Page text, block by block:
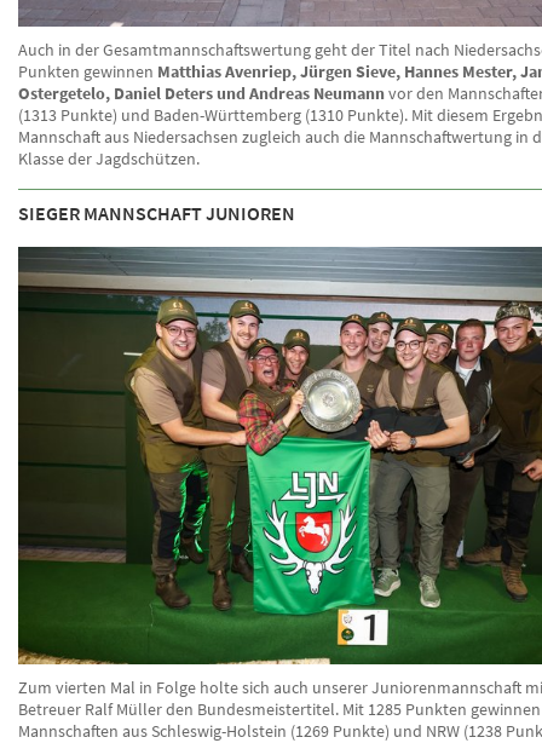
Auch in der Gesamtmannschaftswertung geht der Titel nach
Punkten gewinnen Matthias Avenriep, Jürgen Sieve, Hannes Mester,
Ostergetelo, Daniel Deters und Andreas Neumannvor den
(1313 Punkte) und Baden-Württemberg (1310 Punkte). Mit diesem
Mannschaft aus Niedersachsen zugleich auch die Mannschaftwertung in
Klasse der Jagdschützen.
SIEGER MANNSCHAFT JUNIOREN
Zum vierten Mal in Folge holte sich auch unserer Juniorenmannschaft
Betreuer Ralf Müller den Bundesmeistertitel. Mit 1285 Punkten
Mannschaften aus Schleswig-Holstein (1269 Punkte) und NRW (1238